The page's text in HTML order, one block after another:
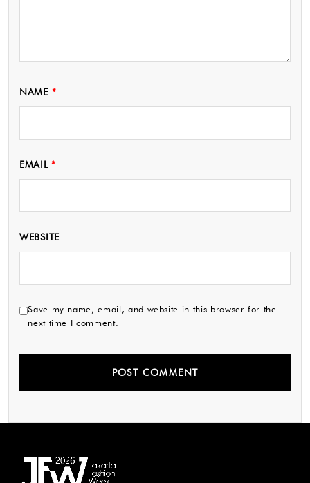
NAME *
EMAIL*
WEBSITE
Save my name, email, and website in this browser for the
next time I comment.